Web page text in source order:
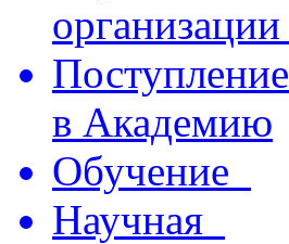
организации
Поступление
в Академию
Обучение
Научная